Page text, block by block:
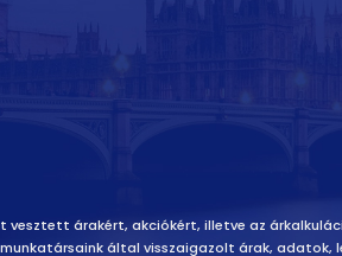
árakért, akciókért, illetve az
által visszaigazolt árak,